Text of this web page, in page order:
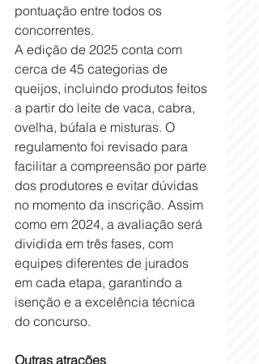
pontuação entre todos os
concorrentes.
A edição de 2025 conta com
cerca de 45 categorias de
queijos, incluindo produtos feitos
a partir do leite de vaca, cabra,
ovelha, búfala e misturas. O
regulamento foi revisado para
facilitar a compreensão por parte
dos produtores e evitar dúvidas
no momento da inscrição. Assim
como em 2024, a avaliação será
dividida em três fases, com
equipes diferentes de jurados
em cada etapa, garantindo a
isenção e a excelência técnica
do concurso.
Outras atrações